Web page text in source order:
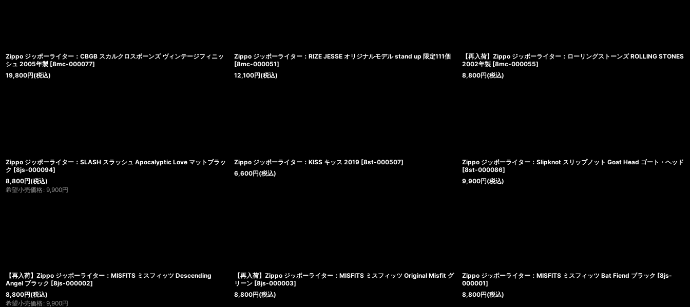
Zippo ジッポーライター：CBGB スカルクロスボーンズ ヴィンテージフィニッ
シュ 2005年製 [8mc-000077]
19,800円(税込)
Zippo ジッポーライター：RIZE JESSE オリジナルモデル stand up 限定111個
[8mc-000051]
12,100円(税込)
【再入荷】Zippo ジッポーライター：ローリングストーンズ ROLLING STONES
2002年製 [8mc-000055]
8,800円(税込)
Zippo ジッポーライター：SLASH スラッシュ Apocalyptic Love マットブラッ
ク [8js-000094]
8,800円(税込)
希望小売価格 : 9,900円
Zippo ジッポーライター：KISS キッス 2019 [8st-000507]
6,600円(税込)
Zippo ジッポーライター：Slipknot スリップノット Goat Head ゴート・ヘッド
[8st-000086]
9,900円(税込)
【再入荷】Zippo ジッポーライター：MISFITS ミスフィッツ Descending
Angel ブラック [8js-000002]
8,800円(税込)
希望小売価格 : 9,900円
【再入荷】Zippo ジッポーライター：MISFITS ミスフィッツ Original Misfit グ
リーン [8js-000003]
8,800円(税込)
Zippo ジッポーライター：MISFITS ミスフィッツ Bat Fiend ブラック [8js-
000001]
8,800円(税込)